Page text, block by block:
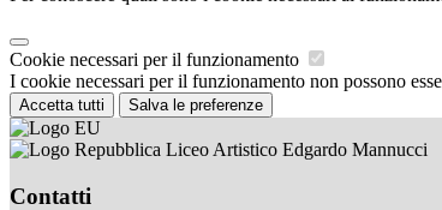
Cookie necessari per il funzionamento
I cookie necessari per il funzionamento non possono
Accetta tutti Salva le preferenze
Liceo Artistico Edgardo Mannucci
Contatti